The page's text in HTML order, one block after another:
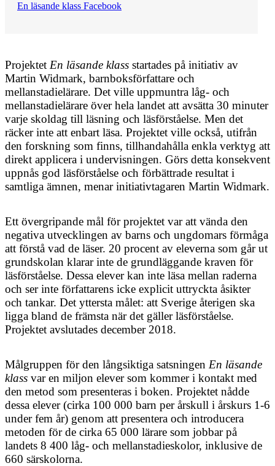
En läsande klass Facebook
Projektet En läsande klass startades på initiativ av
Martin Widmark, barnboksförfattare och
mellanstadielärare. Det ville uppmuntra låg- och
mellanstadielärare över hela landet att avsätta 30 minuter
varje skoldag till läsning och läsförståelse. Men det
räcker inte att enbart läsa. Projektet ville också, utifrån
den forskning som finns, tillhandahålla enkla verktyg att
direkt applicera i undervisningen. Görs detta konsekvent
uppnås god läsförståelse och förbättrade resultat i
samtliga ämnen, menar initiativtagaren Martin Widmark.
Ett övergripande mål för projektet var att vända den
negativa utvecklingen av barns och ungdomars förmåga
att förstå vad de läser. 20 procent av eleverna som går ut
grundskolan klarar inte de grundläggande kraven för
läsförståelse. Dessa elever kan inte läsa mellan raderna
och ser inte författarens icke explicit uttryckta åsikter
och tankar. Det yttersta målet: att Sverige återigen ska
ligga bland de främsta när det gäller läsförståelse.
Projektet avslutades december 2018.
Målgruppen för den långsiktiga satsningen En läsande
klass var en miljon elever som kommer i kontakt med
den metod som presenteras i boken. Projektet nådde
dessa elever (cirka 100 000 barn per årskull i årskurs 1-6
under fem år) genom att presentera och introducera
metoden för de cirka 65 000 lärare som jobbar på
landets 8 400 låg- och mellanstadieskolor, inklusive de
660 särskolorna.